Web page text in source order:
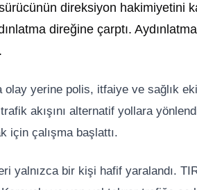
direksiyon hakimiyetini
direğine çarptı.
olay yerine polis, itfaiye ve sağlık
akışını alternatif yollara
için çalışma başlattı.
yalnızca bir kişi hafif yaralandı.